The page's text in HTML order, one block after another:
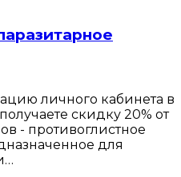
личного кабинета в
скидку 20% от
- противоглистное
для